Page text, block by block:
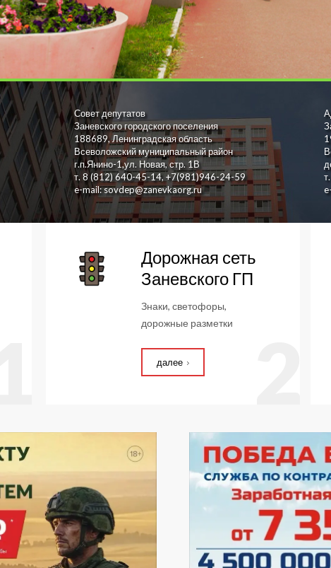
Совет депутатов
Заневского городского поселения
188689, Ленинградская область
Всеволожский муниципальный район
г.п.Янино-1,ул. Новая, стр. 1В
т. 8 (812) 640-45-14, +7(981)946-24-59
e-mail: sovdep@zanevkaorg.ru
Дорожная сеть
Заневского ГП
Знаки, светофоры,
дорожные разметки
далее